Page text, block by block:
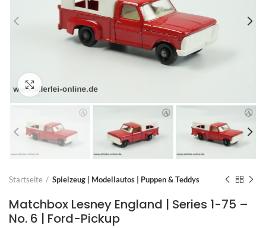
Zum Vergrößern anklicken
Startseite Spielzeug | Modellautos | Puppen & Teddys
Matchbox Lesney England | Series 1-75 –
No. 6 | Ford-Pickup